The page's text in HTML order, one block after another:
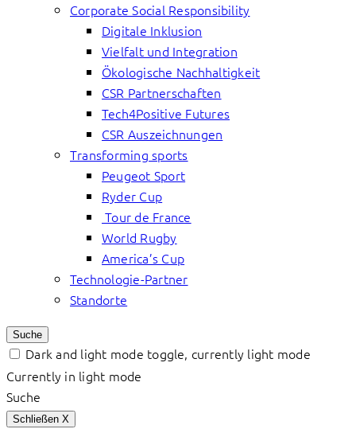
Corporate Social Responsibility
Digitale Inklusion
Vielfalt und Integration
Ökologische Nachhaltigkeit
CSR Partnerschaften
Tech4Positive Futures
CSR Auszeichnungen
Transforming sports
Peugeot Sport
Ryder Cup
Tour de France
World Rugby
America’s Cup
Technologie-Partner
Standorte
Suche
Dark and light mode toggle, currently light mode
Currently in light mode
Suche
Schließen X